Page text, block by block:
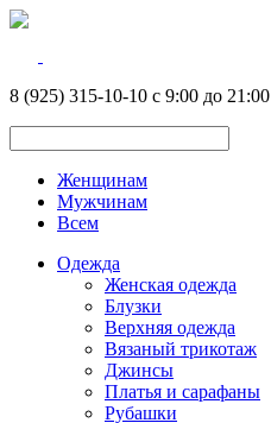
8 (925) 315-10-10 с 9:00 до 21:00
Женщинам
Мужчинам
Всем
Одежда
Женская одежда
Блузки
Верхняя одежда
Вязаный трикотаж
Джинсы
Платья и сарафаны
Рубашки